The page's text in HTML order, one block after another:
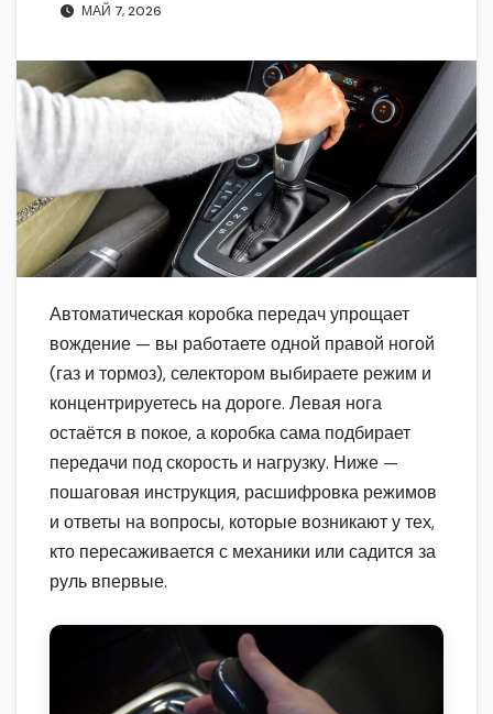
МАЙ 7, 2026
Автоматическая коробка передач упрощает
вождение — вы работаете одной правой ногой
(газ и тормоз), селектором выбираете режим и
концентрируетесь на дороге. Левая нога
остаётся в покое, а коробка сама подбирает
передачи под скорость и нагрузку. Ниже —
пошаговая инструкция, расшифровка режимов
и ответы на вопросы, которые возникают у тех,
кто пересаживается с механики или садится за
руль впервые.